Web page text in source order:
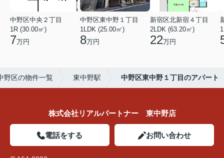
中野区中央２丁目
1R (30.00㎡)
7万円
中野区東中野１丁目
1LDK (25.00㎡)
8万円
新宿区北新宿４丁目
2LDK (63.20㎡)
22万円
野区の物件一覧 東中野駅 中野区東中野１丁目のアパート
株式会社リアルパートナー 東中野店
電話をする お問い合わせ